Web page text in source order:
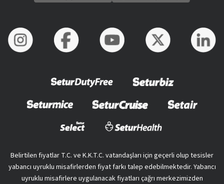
Belirtilen fiyatlar T.C. ve K.K.T.C. vatandaşları için geçerli olup tesisler
yabancı uyruklu misafirlerden fiyat farkı talep edebilmektedir. Yabancı
uyruklu misafirlere uygulanacak fiyatları çağrı merkezimizden